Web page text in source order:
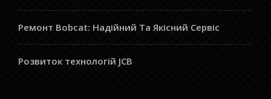
Ремонт Bobcat: Надійний Та Якісний Сервіс
Розвиток технологій JCB